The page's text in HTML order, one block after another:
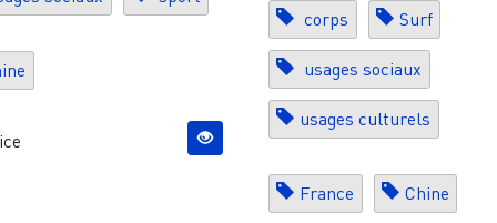
corps Surf
usages sociaux
usages culturels
France Chine